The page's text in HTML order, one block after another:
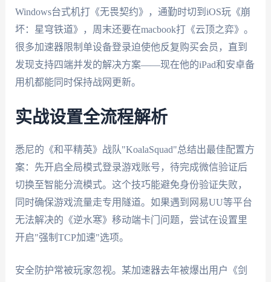
Windows台式机打《无畏契约》，通勤时切到iOS玩《崩
坏：星穹铁道》，周末还要在macbook打《云顶之弈》。
很多加速器限制单设备登录迫使他反复购买会员，直到
发现支持四端并发的解决方案——现在他的iPad和安卓备
用机都能同时保持战网更新。
实战设置全流程解析
悉尼的《和平精英》战队"KoalaSquad"总结出最佳配置方
案：先开启全局模式登录游戏账号，待完成微信验证后
切换至智能分流模式。这个技巧能避免身份验证失败，
同时确保游戏流量走专用隧道。如果遇到网易UU等平台
无法解决的《逆水寒》移动端卡门问题，尝试在设置里
开启"强制TCP加速"选项。
安全防护常被玩家忽视。某加速器去年被爆出用户《剑